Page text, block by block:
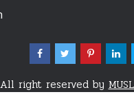
right reserved by